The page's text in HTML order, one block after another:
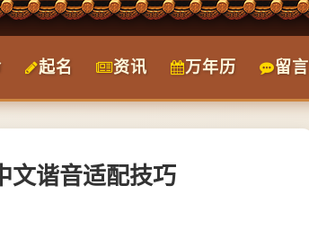
起名 资讯 万年历 留言
文谐音适配技巧